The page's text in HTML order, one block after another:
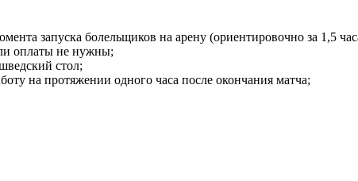
запуска болельщиков на арену (ориентировочно за 1,5
оплаты не нужны;
стол;
на протяжении одного часа после окончания матча;